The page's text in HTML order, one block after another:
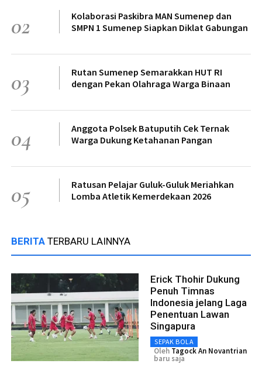
02
Kolaborasi Paskibra MAN Sumenep dan
SMPN 1 Sumenep Siapkan Diklat Gabungan
03
Rutan Sumenep Semarakkan HUT RI
dengan Pekan Olahraga Warga Binaan
04
Anggota Polsek Batuputih Cek Ternak
Warga Dukung Ketahanan Pangan
05
Ratusan Pelajar Guluk-Guluk Meriahkan
Lomba Atletik Kemerdekaan 2026
BERITA TERBARU LAINNYA
Erick Thohir Dukung
Penuh Timnas
Indonesia jelang Laga
Penentuan Lawan
Singapura
SEPAK BOLA
Oleh Tagock An Novantrian
baru saja